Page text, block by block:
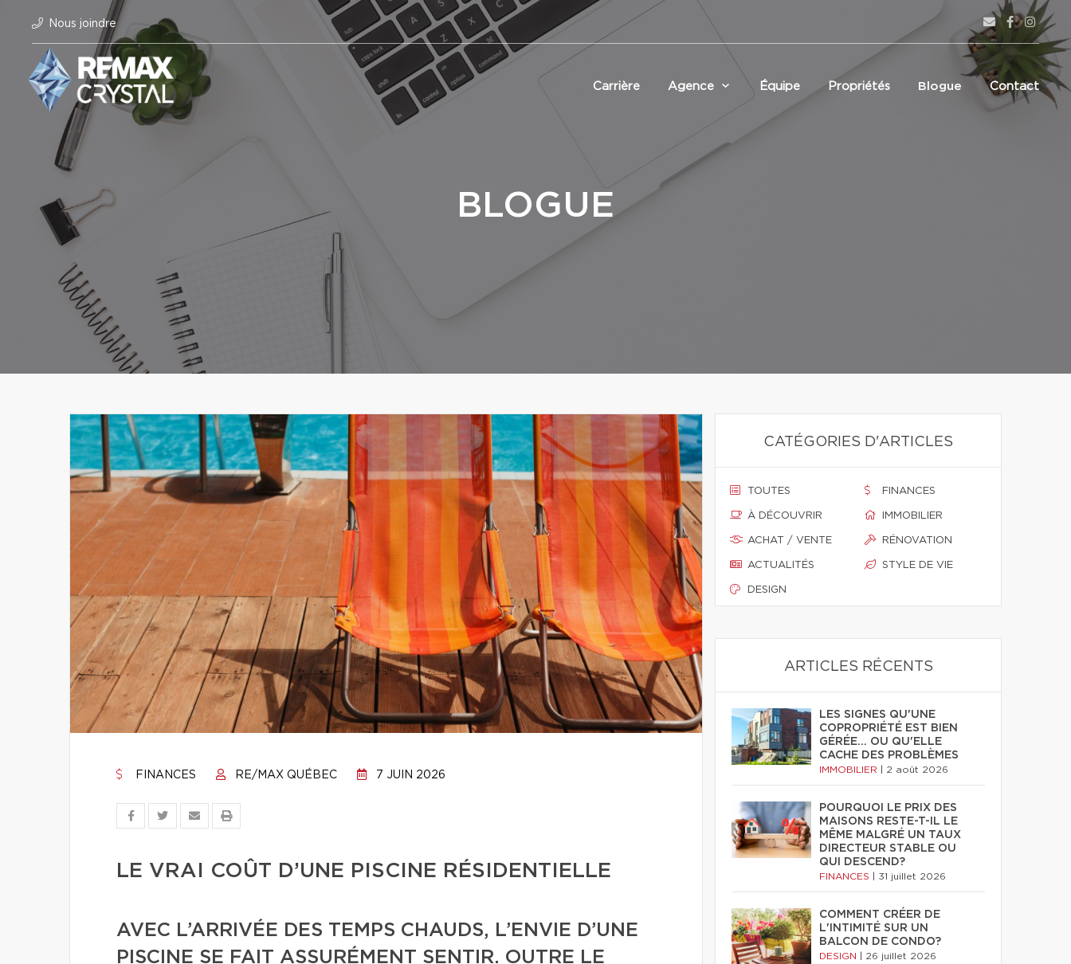
Nous joindre
Carrière Agence Équipe Propriétés Blogue Contact
BLOGUE
FINANCES RE/MAX QUÉBEC 7 JUIN 2026
LE VRAI COÛT D’UNE PISCINE RÉSIDENTIELLE
AVEC L’ARRIVÉE DES TEMPS CHAUDS, L’ENVIE D’UNE
PISCINE SE FAIT ASSURÉMENT SENTIR. OUTRE LE
CATÉGORIES D'ARTICLES
TOUTES
À DÉCOUVRIR
ACHAT / VENTE
ACTUALITÉS
DESIGN
FINANCES
IMMOBILIER
RÉNOVATION
STYLE DE VIE
ARTICLES RÉCENTS
LES SIGNES QU'UNE
COPROPRIÉTÉ EST BIEN
GÉRÉE… OU QU'ELLE
CACHE DES PROBLÈMES
IMMOBILIER 2 août 2026
POURQUOI LE PRIX DES
MAISONS RESTE-T-IL LE
MÊME MALGRÉ UN TAUX
DIRECTEUR STABLE OU
QUI DESCEND?
FINANCES 31 juillet 2026
COMMENT CRÉER DE
L'INTIMITÉ SUR UN
BALCON DE CONDO?
DESIGN 26 juillet 2026